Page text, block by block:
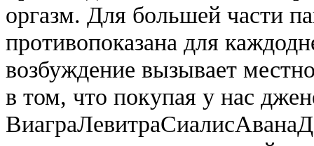
оргазм. Для большей части
противопоказана для
возбуждение вызывает
в том, что покупая у нас